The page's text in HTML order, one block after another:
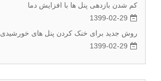
کم شدن بازدهی پنل ها با افزایش دما
1399-02-29
روش جدید برای خنک کردن پنل های خورشیدی
1399-02-29